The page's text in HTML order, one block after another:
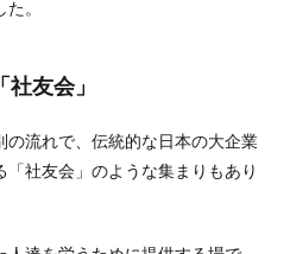
。
友会」
の流れで、伝統的な日本の大企業
社友会」のような集まりもあり